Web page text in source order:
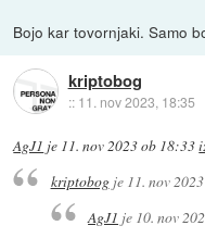
Bojo kar tovornjaki. Samo
kriptobog
:: 11. nov 2023, 18:35
AgJ1 je 11. nov 2023 ob 18:33
kriptobogje 11. nov
AgJ1 je 10. nov